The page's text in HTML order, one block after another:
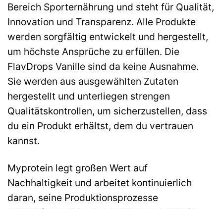
Bereich Sporternährung und steht für Qualität,
Innovation und Transparenz. Alle Produkte
werden sorgfältig entwickelt und hergestellt,
um höchste Ansprüche zu erfüllen. Die
FlavDrops Vanille sind da keine Ausnahme.
Sie werden aus ausgewählten Zutaten
hergestellt und unterliegen strengen
Qualitätskontrollen, um sicherzustellen, dass
du ein Produkt erhältst, dem du vertrauen
kannst.
Myprotein legt großen Wert auf
Nachhaltigkeit und arbeitet kontinuierlich
daran, seine Produktionsprozesse